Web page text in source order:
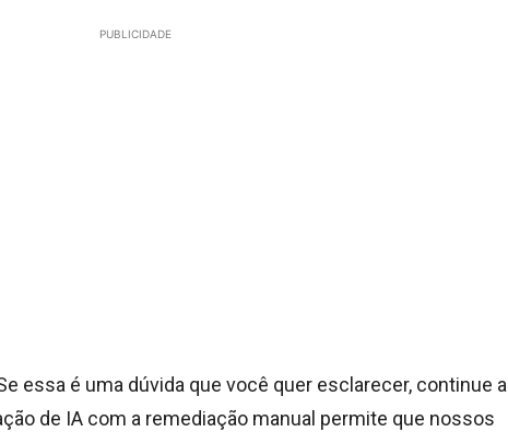
PUBLICIDADE
essa é uma dúvida que você quer esclarecer, continue a
de IA com a remediação manual permite que nossos